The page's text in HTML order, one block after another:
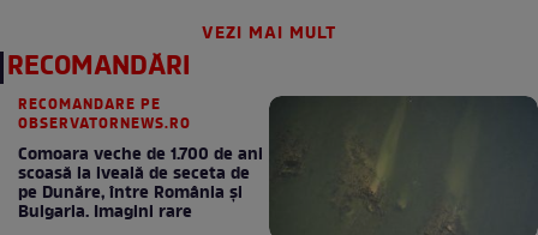
VEZI MAI MULT
RECOMANDĂRI
RECOMANDARE PE
OBSERVATORNEWS.RO
Comoara veche de 1.700 de ani
scoasă la iveală de seceta de
pe Dunăre, între România şi
Bulgaria. Imagini rare